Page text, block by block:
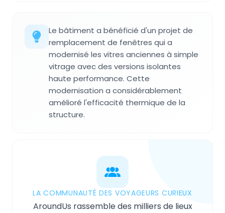
Le bâtiment a bénéficié d'un projet de
remplacement de fenêtres qui a
modernisé les vitres anciennes à simple
vitrage avec des versions isolantes
haute performance. Cette
modernisation a considérablement
amélioré l'efficacité thermique de la
structure.
LA COMMUNAUTÉ DES VOYAGEURS CURIEUX
AroundUs rassemble des milliers de lieux